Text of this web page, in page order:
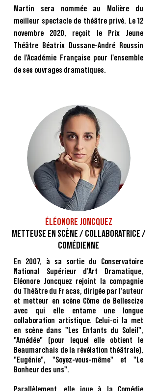
Martin sera nommée au Molière du
meilleur spectacle de théâtre privé. Le 12
novembre 2020, reçoit le Prix Jeune
Théâtre Béatrix Dussane-André Roussin
de l'Académie Française pour l'ensemble
de ses ouvrages dramatiques.
ÉLÉONORE JONCQUEZ
METTEUSE EN SCÈNE / CollaboratRICE /
COMÉDIENNE
En 2007, à sa sortie du Conservatoire
National Supérieur d’Art Dramatique,
Eléonore Joncquez rejoint la compagnie
du Théâtre du Fracas, dirigée par l’auteur
et metteur en scène Côme de Bellescize
avec qui elle entame une longue
collaboration artistique. Celui-ci la met
en scène dans "Les Enfants du Soleil",
"Amédée" (pour lequel elle obtient le
Beaumarchais de la révélation théâtrale),
"Eugénie", "Soyez-vous-même" et "Le
Bonheur des uns".
Parallèlement, elle joue à la Comédie